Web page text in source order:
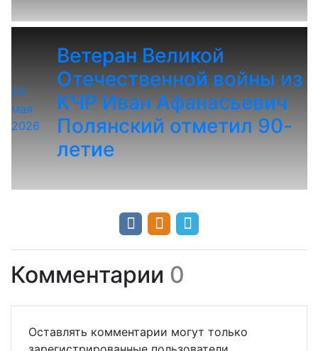
20
мая
2026
Ветеран Великой
Отечественной войны из
КЧР Иван Афанасьевич
Полянский отметил 90-
летие
Комментарии 0
Оставлять комментарии могут только